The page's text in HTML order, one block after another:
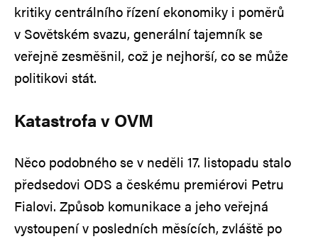
kritiky centrálního řízení ekonomiky i poměrů
v Sovětském svazu, generální tajemník se
veřejně zesměšnil, což je nejhorší, co se může
politikovi stát.
Katastrofa v OVM
Něco podobného se v neděli 17. listopadu stalo
předsedovi ODS a českému premiérovi Petru
Fialovi. Způsob komunikace a jeho veřejná
vystoupení v posledních měsících, zvláště po